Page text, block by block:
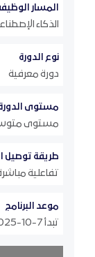
المسار
الذكاء
نوع الدورة
دورة معرفية
مستوى الدورة
مستوى
طريقة توصيل
تفاعلية
موعد البرنامج
تبدأ 7-10-2025 إلى 9-10-2025 لمدة 12 ساعات